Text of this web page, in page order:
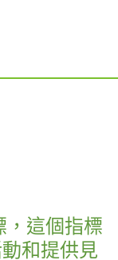
，這個指標
和提供見